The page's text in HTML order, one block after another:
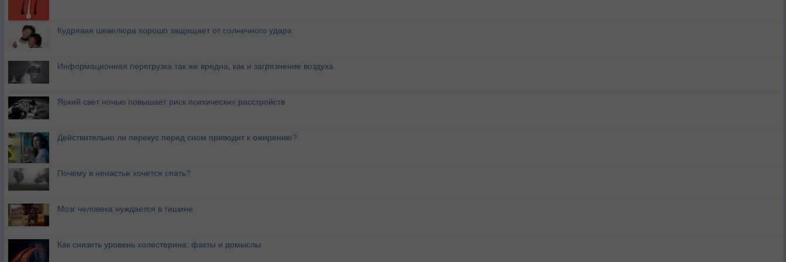
Кудрявая шевелюра хорошо защищает от солнечного удара
Информационная перегрузка так же вредна, как и загрязнение воздуха
Яркий свет ночью повышает риск психических расстройств
Действительно ли перекус перед сном приводит к ожирению?
Почему в ненастье хочется спать?
Мозг человека нуждается в тишине
Как снизить уровень холестерина: факты и домыслы